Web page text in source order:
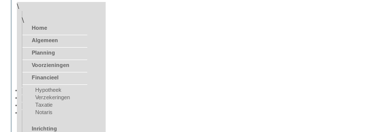
\
\
Home
Algemeen
Planning
Voorzieningen
Financieel
Hypotheek
Verzekeringen
Taxatie
Notaris
Inrichting